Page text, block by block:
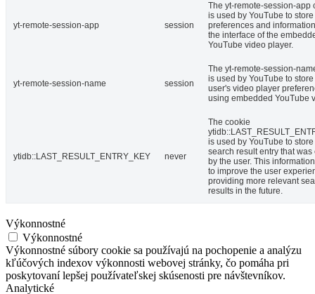
yt-remote-session-app session
The yt-remote-session-app
is used by YouTube to
preferences and
the interface of the
YouTube video player.
yt-remote-session-name session
The yt-remote-session-
is used by YouTube to
user's video player
using embedded YouTube
ytidb::LAST_RESULT_ENTRY_KEY never
The cookie
is used by YouTube to
search result entry that was
by the user. This
to improve the user
providing more relevant
results in the future.
Výkonnostné
Výkonnostné
Výkonnostné súbory cookie sa používajú na pochopenie a analýzu
kľúčových indexov výkonnosti webovej stránky, čo pomáha pri
poskytovaní lepšej používateľskej skúsenosti pre návštevníkov.
Analytické